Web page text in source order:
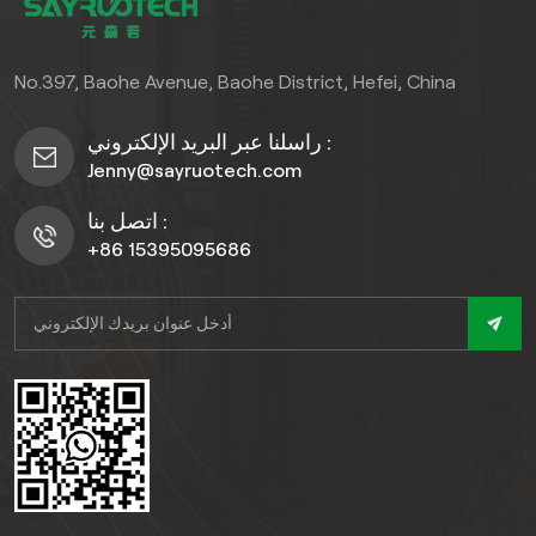
خيار لا غنى عنه للمهندسين
وأصحاب المنازل الباحثين عن
الصيانة تضمن متانة طويلة
الأمد.
وسهلة الصيانة.
No.397, Baohe Avenue, Baohe District, Hefei, China
راسلنا عبر البريد الإلكتروني :
Jenny@sayruotech.com
اتصل بنا :
+86 15395095686